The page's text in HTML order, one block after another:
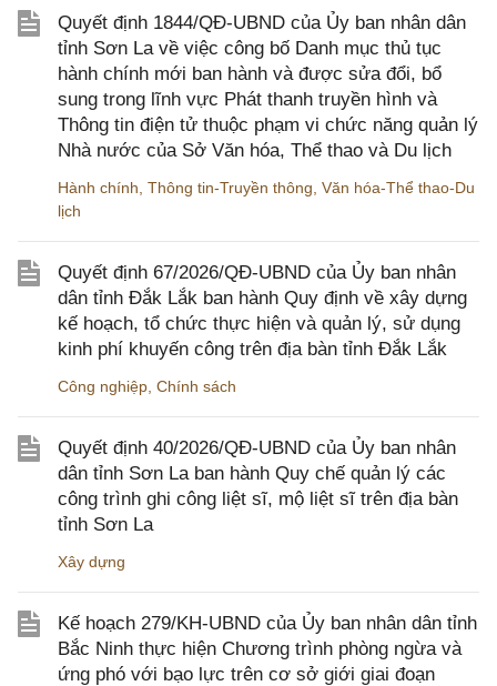
Quyết định 1844/QĐ-UBND của Ủy ban nhân dân
tỉnh Sơn La về việc công bố Danh mục thủ tục
hành chính mới ban hành và được sửa đổi, bổ
sung trong lĩnh vực Phát thanh truyền hình và
Thông tin điện tử thuộc phạm vi chức năng quản lý
Nhà nước của Sở Văn hóa, Thể thao và Du lịch
Hành chính Thông tin-Truyền thông Văn hóa-Thể thao-Du
lịch
Quyết định 67/2026/QĐ-UBND của Ủy ban nhân
dân tỉnh Đắk Lắk ban hành Quy định về xây dựng
kế hoạch, tổ chức thực hiện và quản lý, sử dụng
kinh phí khuyến công trên địa bàn tỉnh Đắk Lắk
Công nghiệp Chính sách
Quyết định 40/2026/QĐ-UBND của Ủy ban nhân
dân tỉnh Sơn La ban hành Quy chế quản lý các
công trình ghi công liệt sĩ, mộ liệt sĩ trên địa bàn
tỉnh Sơn La
Xây dựng
Kế hoạch 279/KH-UBND của Ủy ban nhân dân tỉnh
Bắc Ninh thực hiện Chương trình phòng ngừa và
ứng phó với bạo lực trên cơ sở giới giai đoạn